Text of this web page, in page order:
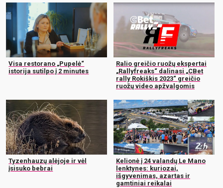
Visa restorano „Pupelė“
istorija sutilpo į 2 minutes
Ralio greičio ruožų ekspertai
„Rallyfreaks“ dalinasi „CBet
rally Rokiškis 2023“ greičio
ruožų video apžvalgomis
Tyzenhauzų alėjoje ir vėl
įsisuko bebrai
Kelionė į 24 valandų Le Mano
lenktynes: kuriozai,
išgyvenimas, azartas ir
gamtiniai reikalai